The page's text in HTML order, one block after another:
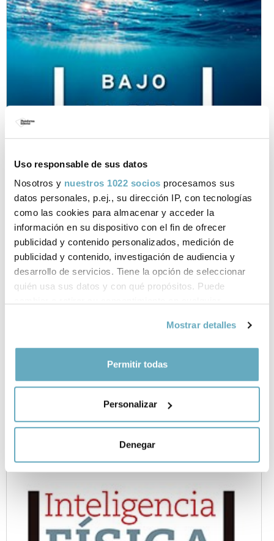
Uso responsable de sus datos
Nosotros y nuestros 1022 socios procesamos sus
datos personales, p.ej., su dirección IP, con tecnologías
como las cookies para almacenar y acceder la
información en su dispositivo con el fin de ofrecer
publicidad y contenido personalizados, medición de
publicidad y contenido, investigación de audiencia y
desarrollo de servicios. Tiene la opción de seleccionar
quién usa sus datos y con qué propósitos. Puede
Si lo permite, también quisiéramos:
geográfica que puede tener una precisión de varios
Identificar su dispositivo analizándolo activamente
sección de datos. Puede cambiar o retirar su
consentimiento en cualquier momento en la Declaración
de cookies.
Mostrar detalles
Permitir todas
Personalizar
Denegar
Under the Skin of the Ocean
Bajo la piel del océano